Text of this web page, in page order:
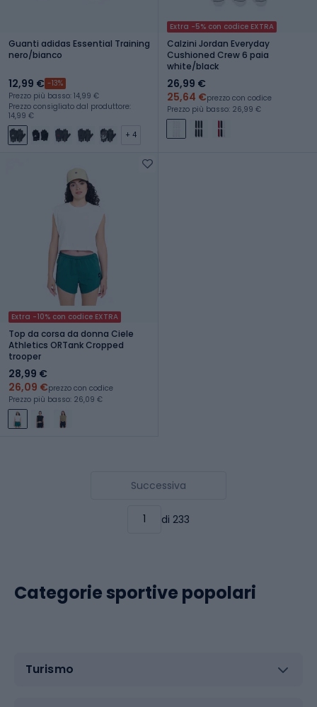
Guanti adidas Essential Training
nero/bianco
12,99 € -13%
Prezzo più basso: 14,99 €
Prezzo consigliato dal produttore:
14,99 €
+ 4
Extra -5% con codice EXTRA
Calzini Jordan Everyday
Cushioned Crew 6 paia
white/black
26,99 €
25,64 €prezzo con codice
Prezzo più basso: 26,99 €
Extra -10% con codice EXTRA
Top da corsa da donna Ciele
Athletics ORTank Cropped
trooper
28,99 €
26,09 €prezzo con codice
Prezzo più basso: 26,09 €
Successiva
di 233
Categorie sportive popolari
Turismo